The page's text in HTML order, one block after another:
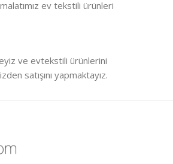
ev tekstili ürünleri
ve evtekstili ürünlerini
satışını yapmaktayız.